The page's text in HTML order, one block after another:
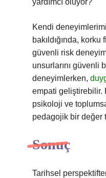
yardımcı oluyor?
Kendi
bakıldığında,
güvenli risk
unsurlarını güvenli
deneyimlerken,
empati geliştirebilir.
psikoloji ve
pedagojik bir değer
Sonuç
Tarihsel